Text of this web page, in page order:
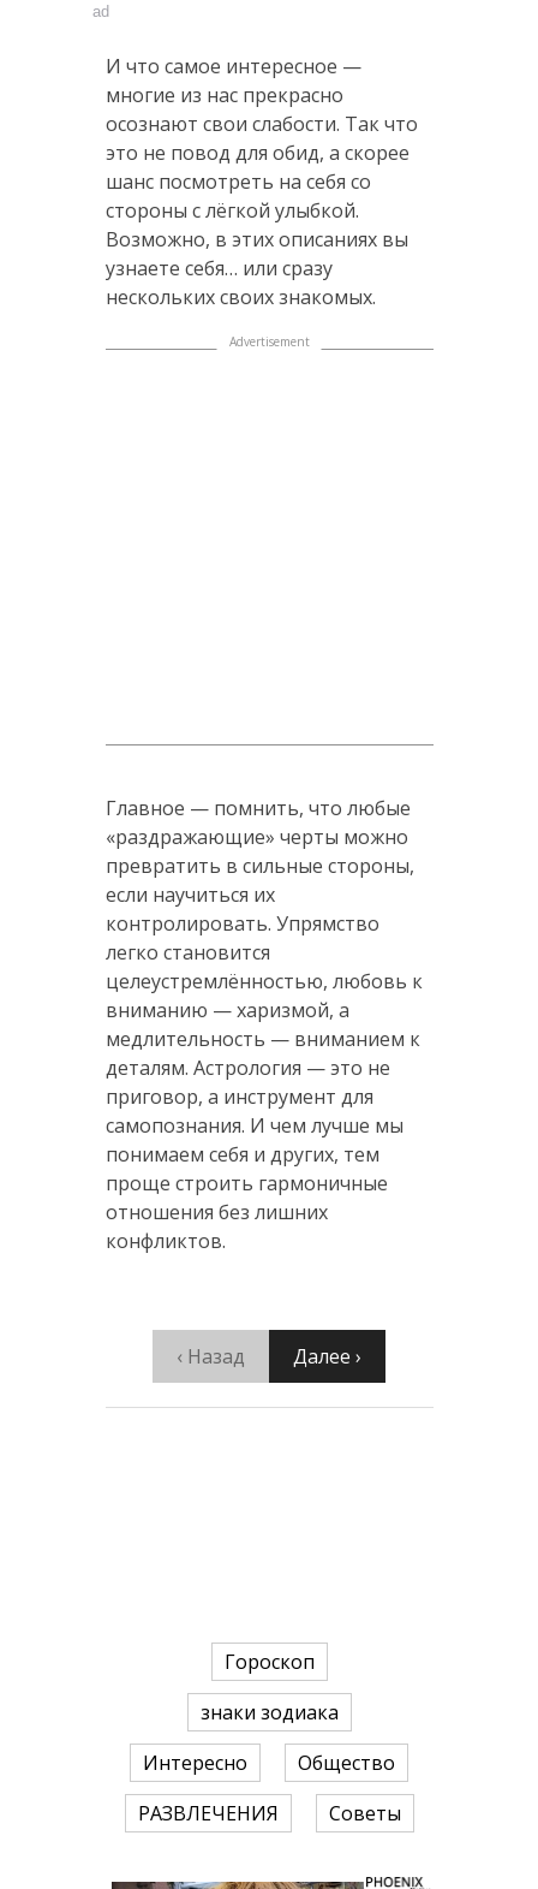
ad
И что самое интересное —
многие из нас прекрасно
осознают свои слабости. Так что
это не повод для обид, а скорее
шанс посмотреть на себя со
стороны с лёгкой улыбкой.
Возможно, в этих описаниях вы
узнаете себя… или сразу
нескольких своих знакомых.
Главное — помнить, что любые
«раздражающие» черты можно
превратить в сильные стороны,
если научиться их
контролировать. Упрямство
легко становится
целеустремлённостью, любовь к
вниманию — харизмой, а
медлительность — вниманием к
деталям. Астрология — это не
приговор, а инструмент для
самопознания. И чем лучше мы
понимаем себя и других, тем
проще строить гармоничные
отношения без лишних
конфликтов.
‹ Назад Далее ›
Гороскоп
знаки зодиака
Интересно
Общество
РАЗВЛЕЧЕНИЯ
Советы